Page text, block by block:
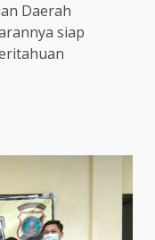
Daerah
siap